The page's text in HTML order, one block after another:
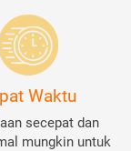
Waktu
secepat dan
mungkin untuk